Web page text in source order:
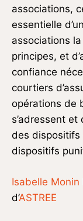
associations,
essentielle
associations
principes, et
confiance
courtiers
opérations de
s’adressent
des dispositifs
dispositifs
Isabelle Monin
d’ASTREE